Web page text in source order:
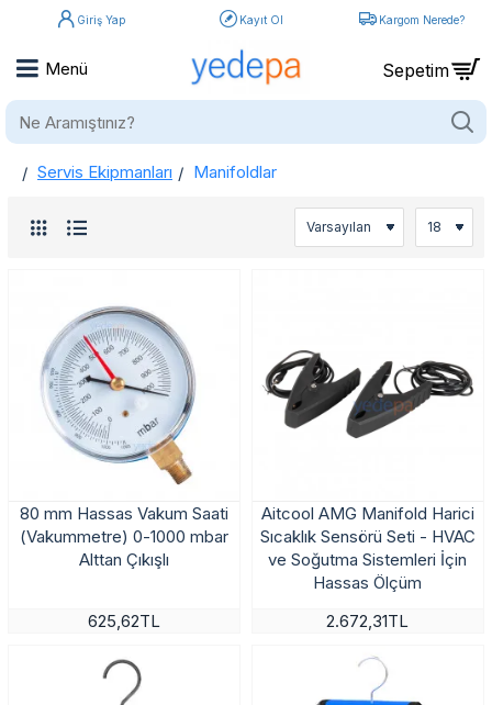
Giriş Yap Kayıt Ol Kargom Nerede?
Ne
home
Servis Ekipmanları Manifoldlar
80 mm Hassas Vakum Saati
(Vakummetre) 0-1000 mbar
Alttan Çıkışlı
625,62TL
Aitcool AMG Manifold Harici
Sıcaklık Sensörü Seti - HVAC
ve Soğutma Sistemleri İçin
Hassas Ölçüm
2.672,31TL